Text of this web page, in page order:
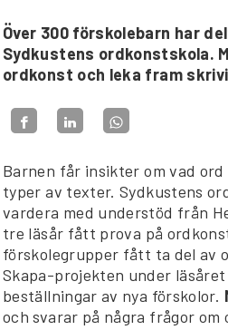
Över 300 förskolebarn har
Sydkustens ordkonstskola.
ordkonst och leka fram
Barnen får insikter om vad
typer av texter. Sydkustens
vardera med understöd från
tre läsår fått prova på
förskolegrupper fått ta del av
Skapa-projekten under
beställningar av nya förskolor.
och svarar på några frågor om